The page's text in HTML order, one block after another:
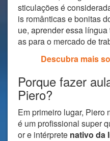
sticulações é
is românticas e bonitas
ue, aprender essa
as para o mercado de
Descubra mais
Porque fazer
Piero?
Em primeiro lugar, Piero
é um profissional super
or e intérprete nativo da